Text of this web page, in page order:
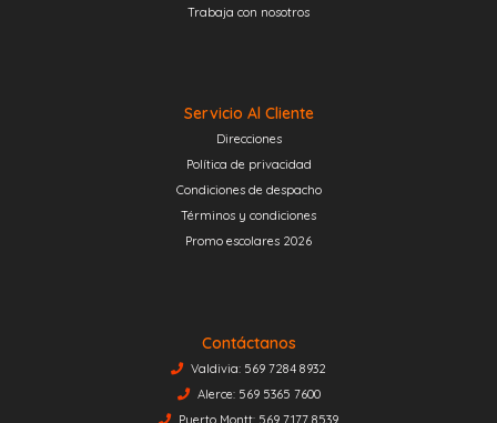
Trabaja con nosotros
Servicio Al Cliente
Direcciones
Política de privacidad
Condiciones de despacho
Términos y condiciones
Promo escolares 2026
Contáctanos
Valdivia: 569 7284 8932
Alerce: 569 5365 7600
Puerto Montt: 569 7177 8539